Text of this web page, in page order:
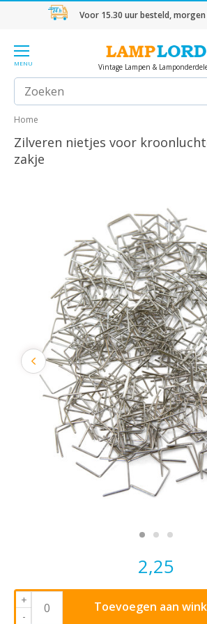
Voor 15.30 uur besteld, morgen
MENU Vintage Lampen &
Home
Zilveren nietjes voor
zakje
2,25
+
-
Toevoegen aan